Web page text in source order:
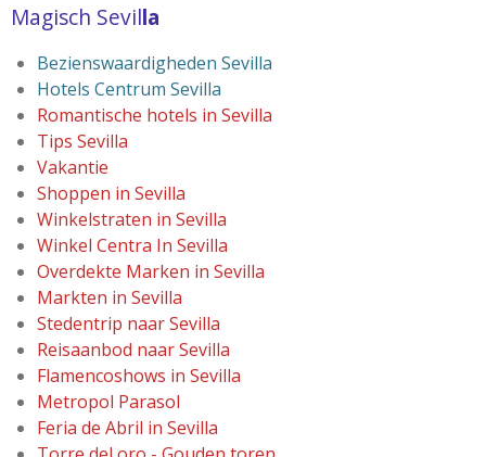
Magisch Sevilla
Bezienswaardigheden Sevilla
Hotels Centrum Sevilla
Romantische hotels in Sevilla
Tips Sevilla
Vakantie
Shoppen in Sevilla
Winkelstraten in Sevilla
Winkel Centra In Sevilla
Overdekte Marken in Sevilla
Markten in Sevilla
Stedentrip naar Sevilla
Reisaanbod naar Sevilla
Flamencoshows in Sevilla
Metropol Parasol
Feria de Abril in Sevilla